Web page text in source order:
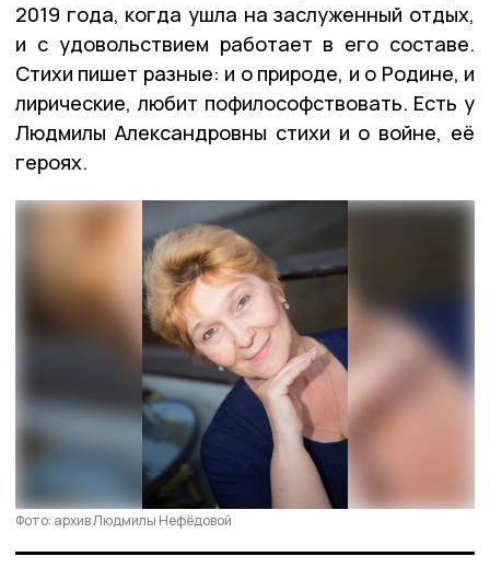
2019 года, когда ушла на заслуженный отдых,
и с удовольствием работает в его составе.
Стихи пишет разные: и о природе, и о Родине, и
лирические, любит пофилософствовать. Есть у
Людмилы Александровны стихи и о войне, её
героях.
Фото: архив Людмилы Нефёдовой